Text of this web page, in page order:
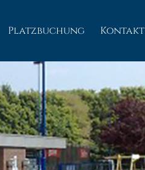
Platzbuchung Kontakt